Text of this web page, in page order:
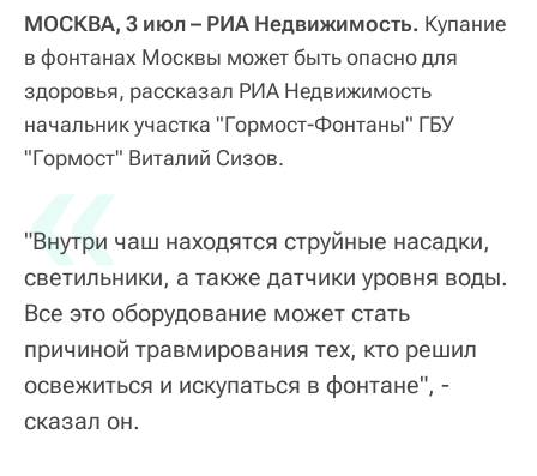
МОСКВА, 3 июл – РИА Недвижимость. Купание
в фонтанах Москвы может быть опасно для
здоровья, рассказал РИА Недвижимость
начальник участка "Гормост-Фонтаны" ГБУ
"Гормост" Виталий Сизов.
«
"Внутри чаш находятся струйные насадки,
светильники, а также датчики уровня воды.
Все это оборудование может стать
причиной травмирования тех, кто решил
освежиться и искупаться в фонтане", -
сказал он.